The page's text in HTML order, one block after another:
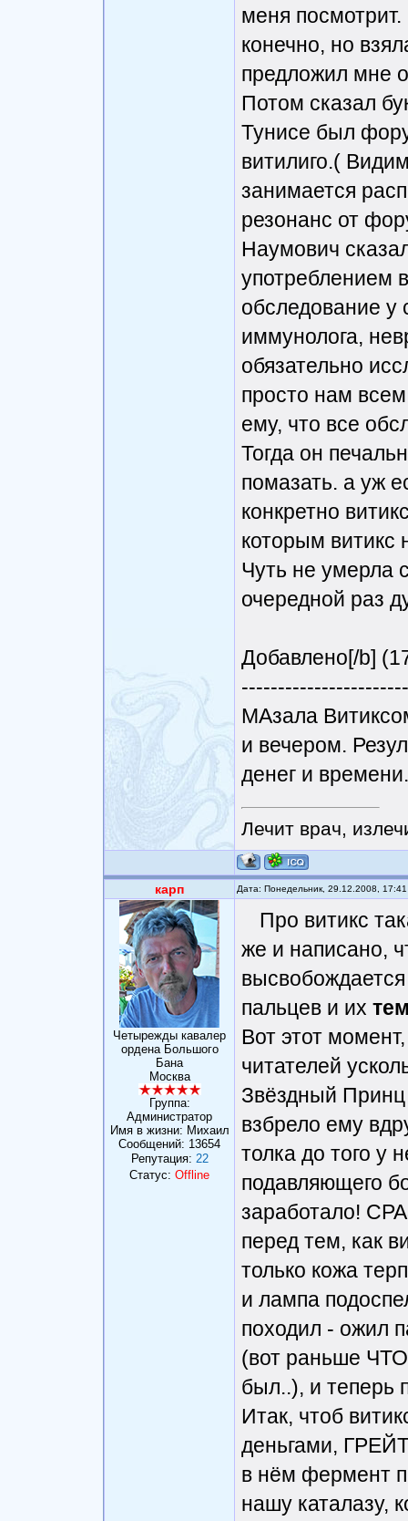
меня
конечно, но
предложил мне
Потом сказал
Тунисе был
витилиго.(
занимается
резонанс от
Наумович
употреблением
обследование у
иммунолога,
обязательно
просто нам
ему, что все
Тогда он
помазать. а уж
конкретно
которым витикс
Чуть не умерла
очередной раз
Добавлено[/b]
МАзала
и вечером.
денег и времени.
Лечит врач,
карп Дата: Понедельник, 29.12.2008,
Четырежды кавалер
ордена Большого
Бана
Москва
Группа:
Администратор
Имя в жизни: Михаил
Сообщений: 13654
Репутация: 22
Статус: Offline
Про витикс
же и написано,
пальцев и их
Вот этот
читателей
Звёздный Принц
взбрело ему
толка до того у
подавляющего
заработало!
перед тем, как
только кожа
и лампа
походил - ожил
(вот раньше
был..), и теперь
Итак, чтоб
деньгами,
в нём фермент
нашу каталазу,